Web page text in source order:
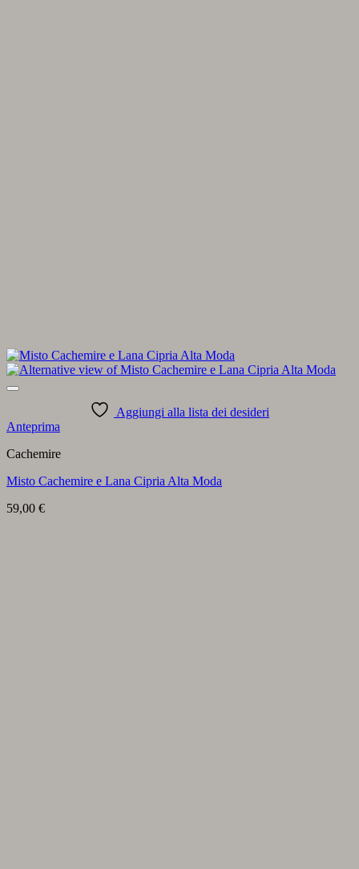
Aggiungi alla lista dei desideri
Anteprima
Cachemire
Misto Cachemire e Lana Cipria Alta Moda
59,00 €